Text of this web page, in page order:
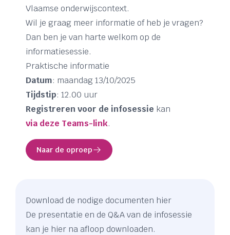
Vlaamse onderwijscontext.
Wil je graag meer informatie of heb je vragen?
Dan ben je van harte welkom op de
informatiesessie.
Praktische informatie
Datum: maandag 13/10/2025
Tijdstip: 12.00 uur
Registreren voor de infosessie kan
via deze Teams-link.
Naar de oproep
Download de nodige documenten hier
De presentatie en de Q&A van de infosessie
kan je hier na afloop downloaden.